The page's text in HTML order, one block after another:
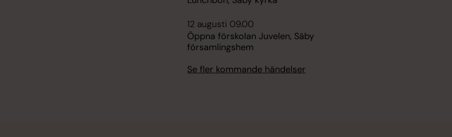
12 augusti 09.00
Öppna förskolan Juvelen, Säby
församlingshem
Se fler kommande händelser